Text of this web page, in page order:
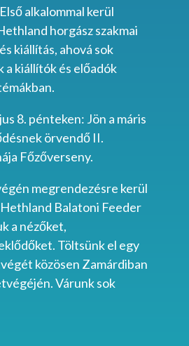
alkalommal kerül
horgászszakmai
kiállítás, ahová sok
a kiállítók és előadók
8. pénteken: Jön a máris
örvendő II.
Főzőverseny.
megrendezésre kerül
Balatoni Feeder
a nézőket,
Töltsünk el egy
közösen Zamárdiban
Várunk sok